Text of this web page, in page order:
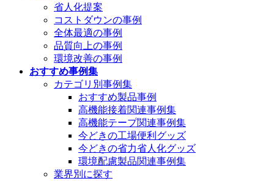
省人化提案
コストダウンの事例
全体最適の事例
品質向上の事例
環境改善の事例
おすすめ事例集
カテゴリ別事例集
おすすめ製品事例
高機能接着関連事例集
高機能テープ関連事例集
今どきの工場便利グッズ
今どきの省力省人化グッズ
環境配慮製品関連事例集
業界別に探す